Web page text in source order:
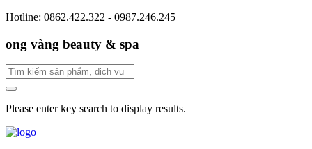
Hotline: 0862.422.322 - 0987.246.245
ong vàng beauty & spa
Please enter key search to display results.